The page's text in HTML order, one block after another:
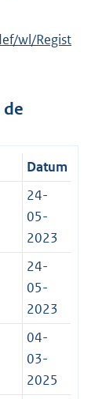
wl/Regist
Datum
24-
05-
2023
24-
05-
2023
04-
03-
2025